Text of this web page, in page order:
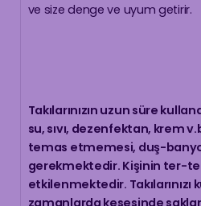
ve size denge ve uyum getirir.
Takılarınızın uzun süre
su, sıvı, dezenfektan, krem
temas etmemesi, duş-banyo
gerekmektedir. Kişinin ter-
etkilenmektedir. Takılarınızı
zamanlarda kesesinde